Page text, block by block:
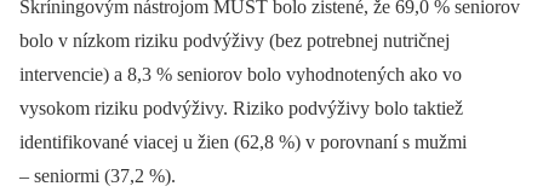
Skríningovým nástrojom MUST bolo zistené, že 69,0 % seniorov
bolo v nízkom riziku podvýživy (bez potrebnej nutričnej
intervencie) a 8,3 % seniorov bolo vyhodnotených ako vo
vysokom riziku podvýživy. Riziko podvýživy bolo taktiež
identifikované viacej u žien (62,8 %) v porovnaní s mužmi
–⁠ seniormi (37,2 %).